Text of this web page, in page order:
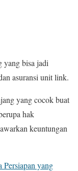
yang bisa jadi
asuransi unit link.
yang cocok buat
hak
keuntungan
Persiapan yang